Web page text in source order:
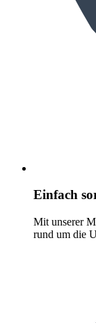
Einfach
Mit unserer
rund um die